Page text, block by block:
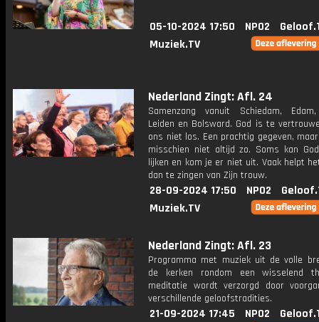
05-10-2024 17:50 NPO2
Muziek.TV
Nederland Zingt: Afl. 24
Samenzang vanuit Schiedam,
Leiden en Bolsward. God is te
ons niet los. Een prachtig gegeven,
misschien niet altijd zo. Soms kan
lijken en kom je er niet uit. Vaak helpt
dan te zingen van Zijn trouw.
28-09-2024 17:50 NPO2
Muziek.TV
Nederland Zingt: Afl. 23
Programma met muziek uit de volle
de kerken rondom een wisselend
meditatie wordt verzorgd door
verschillende geloofstradities.
21-09-2024 17:45 NPO2